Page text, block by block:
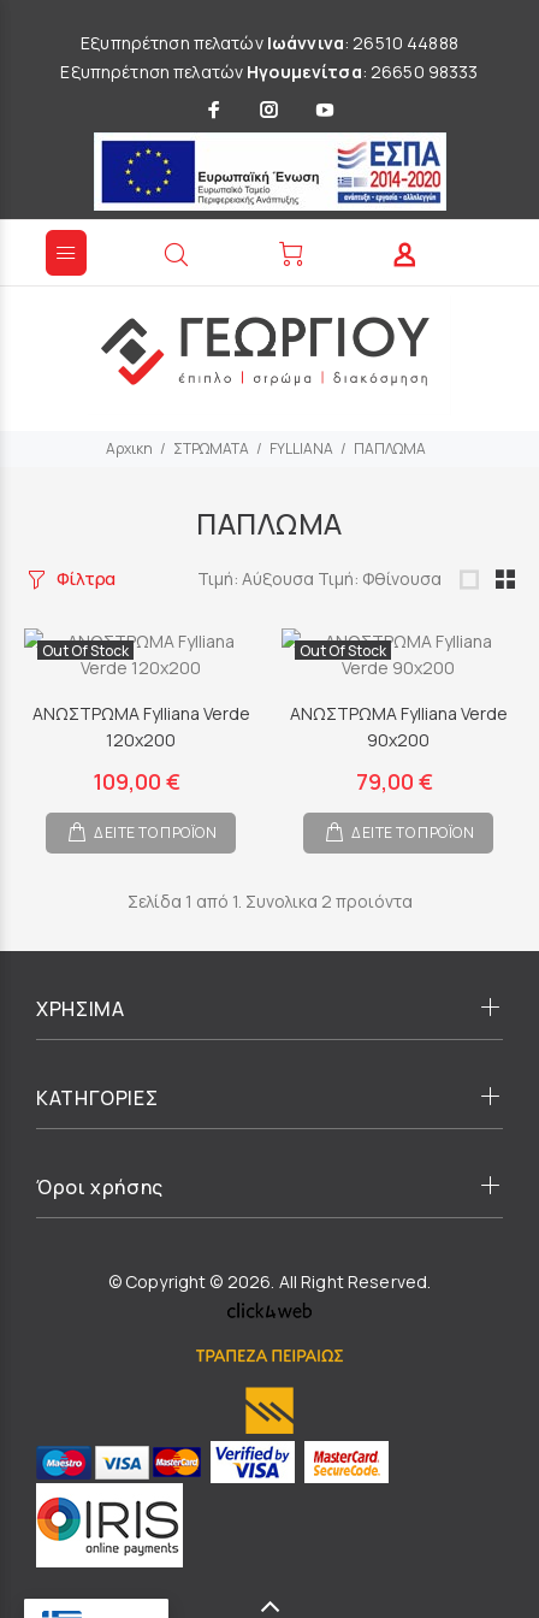
Εξυπηρέτηση πελατών Ιωάννινα: 26510 44888
Εξυπηρέτηση πελατών Ηγουμενίτσα: 26650 98333
Αρχικη ΣΤΡΩΜΑΤΑ FYLLIANA ΠΑΠΛΩΜΑ
ΠΑΠΛΩΜΑ
Φίλτρα Τιμή: Αύξουσα Τιμή: Φθίνουσα
Out Of Stock
ΑΝΩΣΤΡΩΜΑ Fylliana Verde
120x200
109,00 €
ΔΕΙΤΕ ΤΟ ΠΡΟΪΟΝ
Out Of Stock
ΑΝΩΣΤΡΩΜΑ Fylliana Verde
90x200
79,00 €
ΔΕΙΤΕ ΤΟ ΠΡΟΪΟΝ
Σελίδα 1 από 1. Συνολικα 2 προιόντα
ΧΡΗΣΙΜΑ
ΚΑΤΗΓΟΡΙΕΣ
Όροι χρήσης
© Copyright © 2026. All Right Reserved.